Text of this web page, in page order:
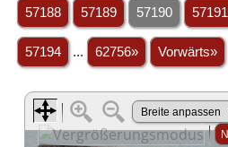
57188 57189 57190 57191
57194 ... 62756» Vorwärts»